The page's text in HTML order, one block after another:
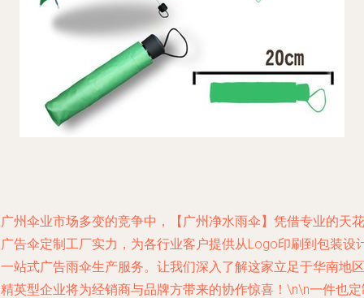
州伞业市场多变的竞争中，【广州净水雨伞】凭借专业的天花
告伞定制工厂实力，为各行业客户提供从Logo印刷到包装设
站式广告雨伞生产服务。让我们深入了解这家立足于华南地区
英型企业将为经销商与品牌方带来的协作惊喜！\n\n一件也